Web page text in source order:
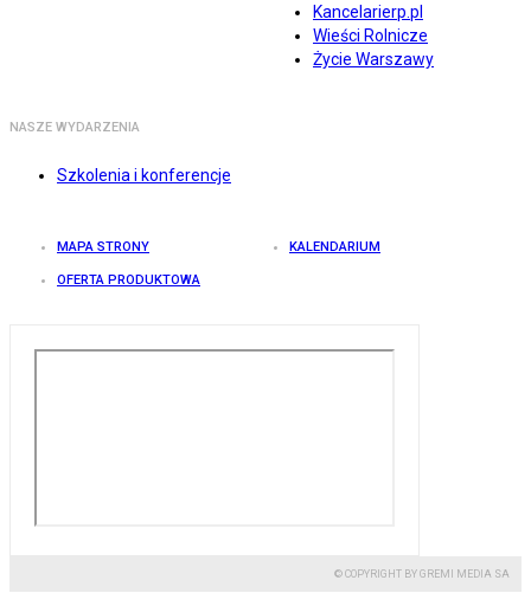
Kancelarierp.pl
Wieści Rolnicze
Życie Warszawy
NASZE WYDARZENIA
Szkolenia i konferencje
MAPA STRONY KALENDARIUM
OFERTA PRODUKTOWA
© COPYRIGHT BY GREMI MEDIA SA